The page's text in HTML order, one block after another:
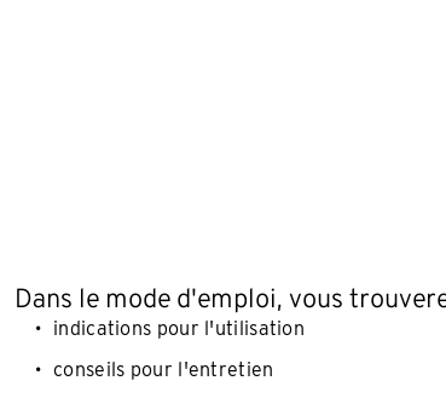
Dans le mode d'emploi, vous
indications pour l'utilisation
conseils pour l'entretien